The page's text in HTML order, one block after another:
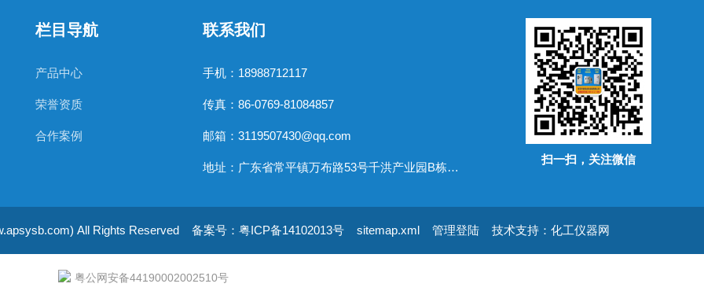
栏目导航
产品中心
荣誉资质
合作案例
联系我们
手机：18988712117
传真：86-0769-81084857
邮箱：3119507430@qq.com
地址：广东省常平镇万布路53号千洪产业园B栋四楼
扫一扫，关注微信
All Rights Reserved 备案号：粤ICP备14102013号 sitemap.xml 管理登陆 技术支持： 化工仪器网
粤公网安备44190002002510号